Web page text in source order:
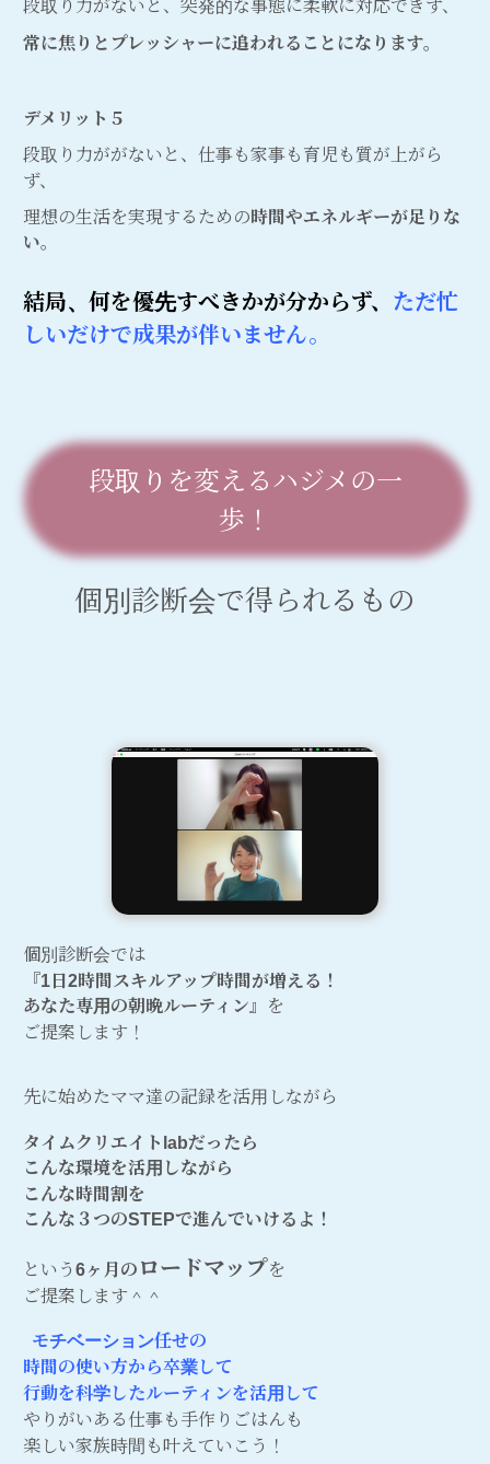
段取り力がないと、突発的な事態に柔軟に対応できず、
常に焦りとプレッシャーに追われることになります。
デメリット５
段取り力ががないと、仕事も家事も育児も質が上がら
ず、
理想の生活を実現するための時間やエネルギーが足りな
い。
結局、何を優先すべきかが分からず、 ただ忙
しいだけで成果が伴いません。
段取りを変えるハジメの一
歩！
個別診断会で得られるもの
個別診断会では
『1日2時間スキルアップ時間が増える！
あなた専用の朝晩ルーティン 』
を
ご提案します！
先に始めたママ達の記録を活用しながら
タイムクリエイトlabだったら
こんな環境を活用しながら
こんな時間割を
こんな３つのSTEPで進んでいけるよ！
という6ヶ月の ロードマップを
ご提案します＾＾
モチベーション任せの
時間の使い方から卒業して
行動を科学したルーティンを活用して
やりがいある仕事も手作りごはんも
楽しい家族時間も叶えていこう！